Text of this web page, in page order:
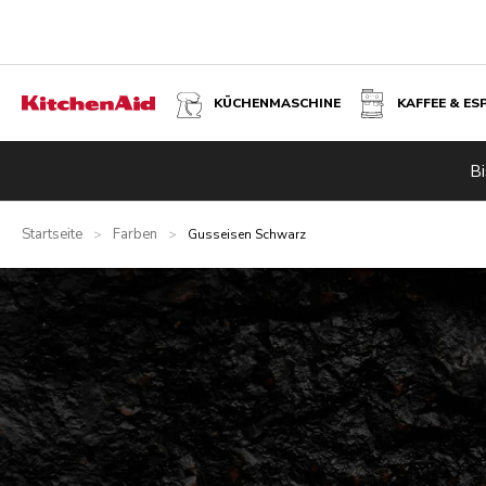
KÜCHENMASCHINE KAFFEE &
Startseite > Farben > Gusseisen Schwarz